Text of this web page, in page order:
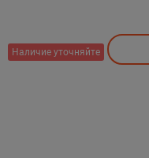
Наличие уточняйте